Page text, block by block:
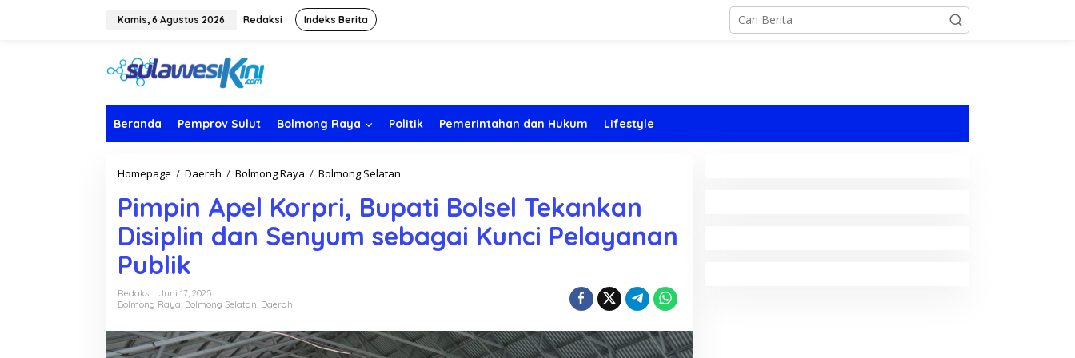
Kamis, 6 Agustus 2026 Redaksi Indeks Berita
Beranda Pemprov Sulut Bolmong Raya Politik Pemerintahan dan Hukum Lifestyle
Homepage / Daerah / Bolmong Raya / Bolmong Selatan
m
p
i
n
o
r
Pimpin Apel Korpri, Bupati Bolsel Tekankan
Disiplin dan Senyum sebagai Kunci Pelayanan
Publik
Redaksi
Juni 17, 2025
Bolmong Raya, Bolmong Selatan, Daerah